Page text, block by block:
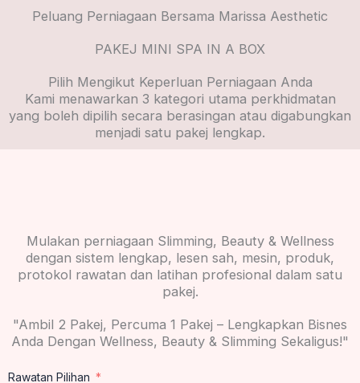
Peluang Perniagaan Bersama Marissa Aesthetic
PAKEJ MINI SPA IN A BOX
Pilih Mengikut Keperluan Perniagaan Anda
Kami menawarkan 3 kategori utama perkhidmatan
yang boleh dipilih secara berasingan atau digabungkan
menjadi satu pakej lengkap.
Mulakan perniagaan Slimming, Beauty & Wellness
dengan sistem lengkap, lesen sah, mesin, produk,
protokol rawatan dan latihan profesional dalam satu
pakej.
"Ambil 2 Pakej, Percuma 1 Pakej – Lengkapkan Bisnes
Anda Dengan Wellness, Beauty & Slimming Sekaligus!"
Rawatan Pilihan